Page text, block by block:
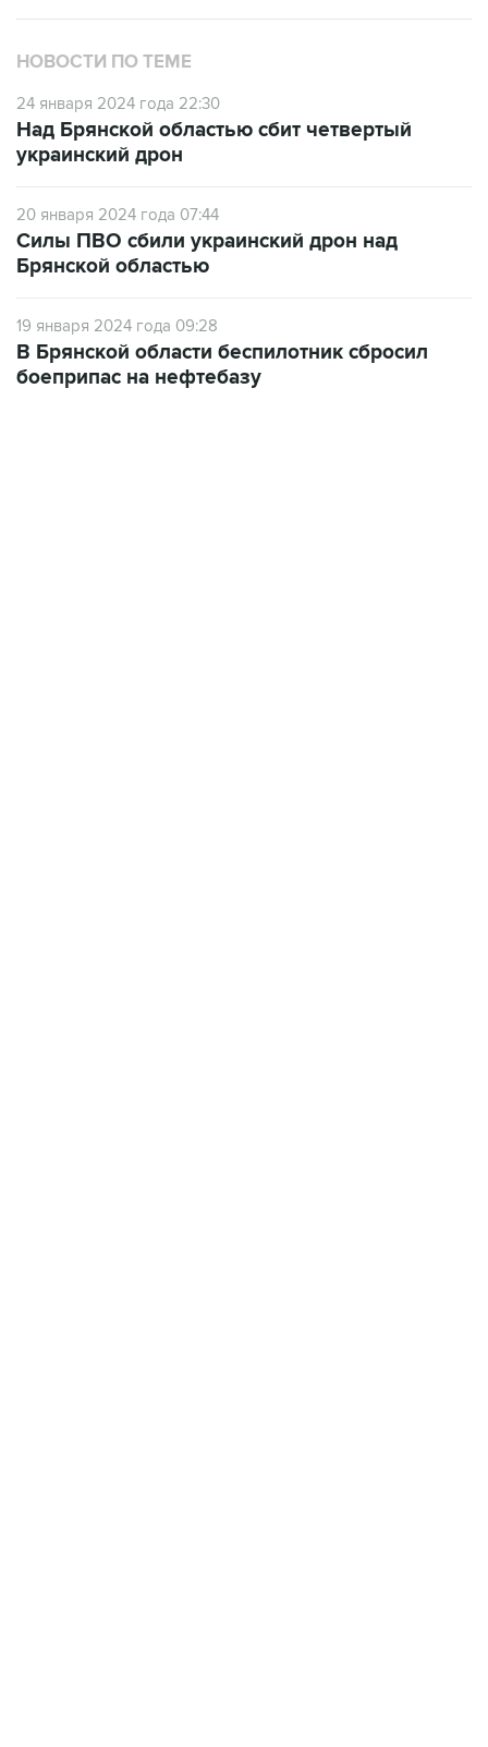
НОВОСТИ ПО ТЕМЕ
24 января 2024 года 22:30
Над Брянской областью сбит четвертый
украинский дрон
20 января 2024 года 07:44
Силы ПВО сбили украинский дрон над
Брянской областью
19 января 2024 года 09:28
В Брянской области беспилотник сбросил
боеприпас на нефтебазу